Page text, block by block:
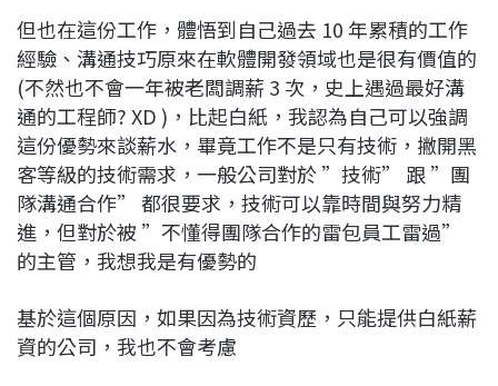
但也在這份工作，體悟到自己過去 10 年累積的工作
經驗、溝通技巧原來在軟體開發領域也是很有價值的
(不然也不會一年被老闆調薪 3 次，史上遇過最好溝
通的工程師? XD )，比起白紙，我認為自己可以強調
這份優勢來談薪水，畢竟工作不是只有技術，撇開黑
客等級的技術需求，一般公司對於 ”技術” 跟 ”團
隊溝通合作” 都很要求，技術可以靠時間與努力精
進，但對於被 ”不懂得團隊合作的雷包員工雷過”
的主管，我想我是有優勢的
基於這個原因，如果因為技術資歷，只能提供白紙薪
資的公司，我也不會考慮